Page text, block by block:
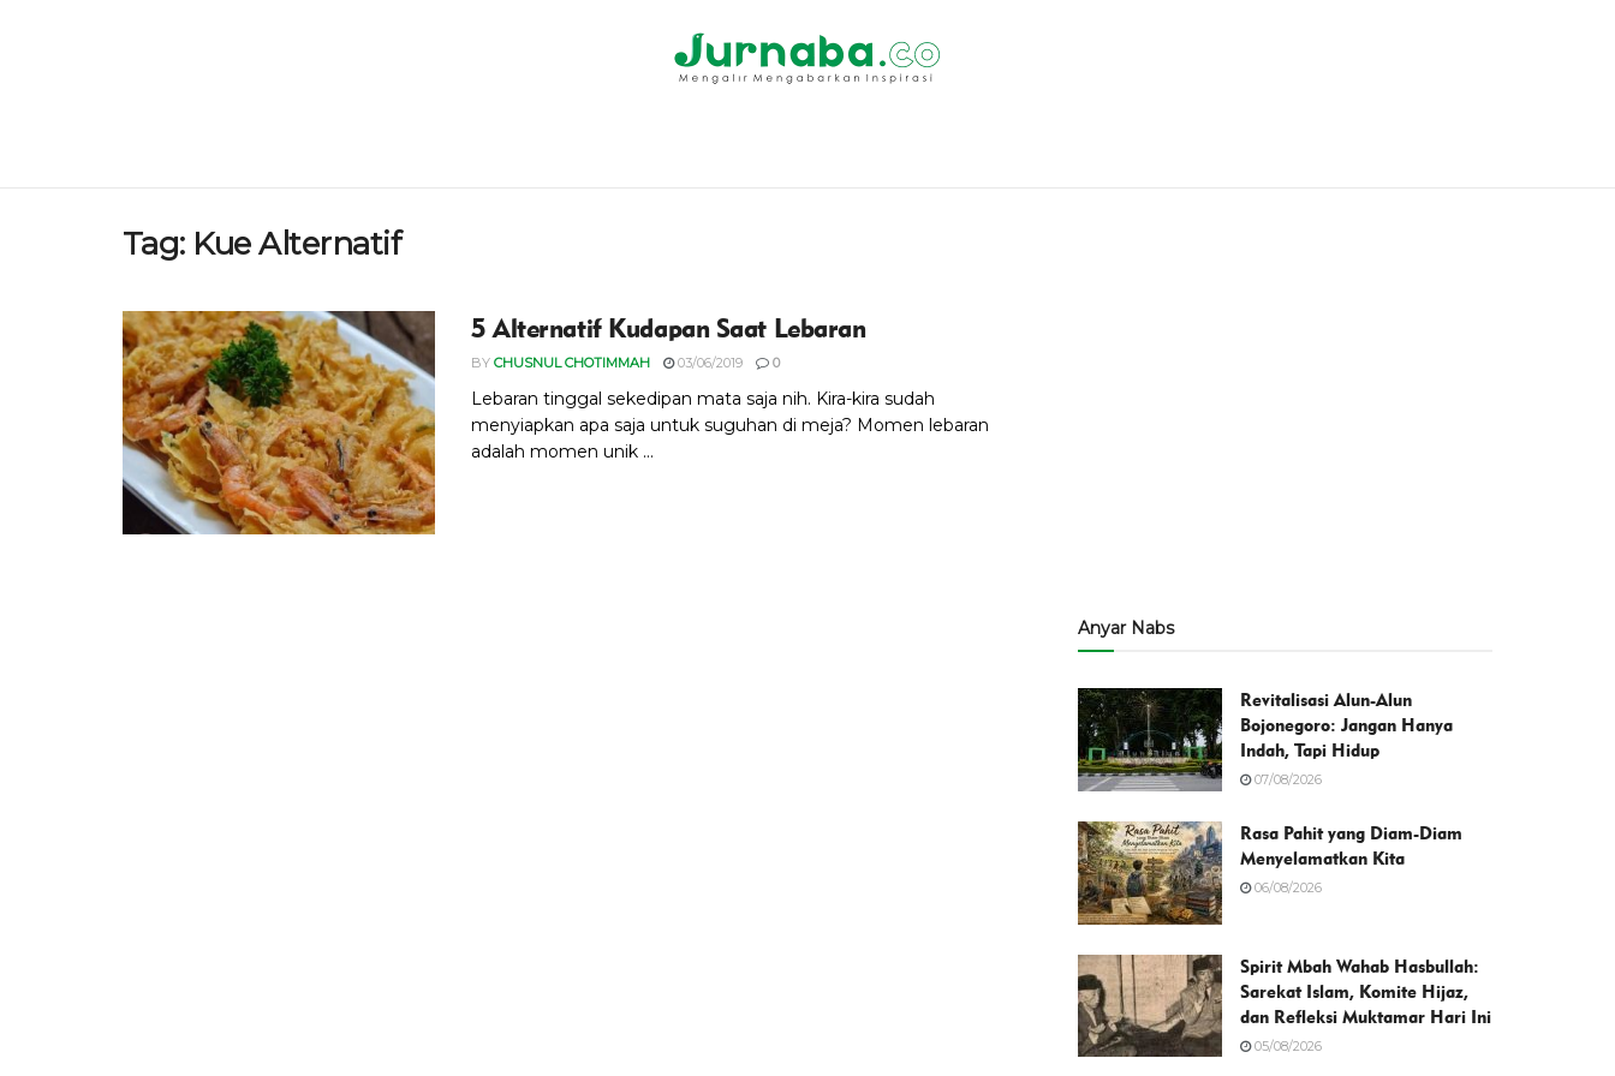
Tag: Kue Alternatif
5 Alternatif Kudapan Saat Lebaran
BY CHUSNUL CHOTIMMAH 03/06/2019 0
Lebaran tinggal sekedipan mata saja nih. Kira-kira sudah
menyiapkan apa saja untuk suguhan di meja? Momen lebaran
adalah momen unik ...
Anyar Nabs
Revitalisasi Alun-Alun
Bojonegoro: Jangan Hanya
Indah, Tapi Hidup
07/08/2026
Rasa Pahit yang Diam-Diam
Menyelamatkan Kita
06/08/2026
Spirit Mbah Wahab Hasbullah:
Sarekat Islam, Komite Hijaz,
dan Refleksi Muktamar Hari Ini
05/08/2026